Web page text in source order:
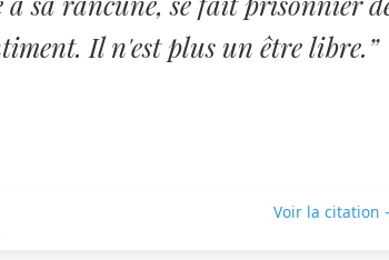
Il n'est plus un être libre.”
Voir la citation